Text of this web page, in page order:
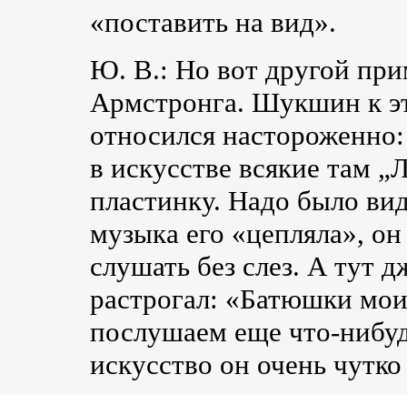
«поставить на вид».
Ю. В.: Но вот другой
Армстронга. Шукшин к
относился
в искусстве всякие там
пластинку. Надо было
музыка его «цепляла»,
слушать без слез. А тут
растрогал: «Батюшки
послушаем еще что-
искусство он очень